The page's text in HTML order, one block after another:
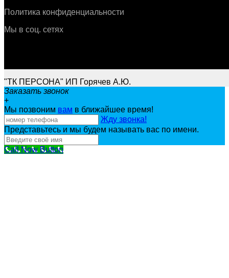
Политика конфиденциальности
Мы в соц. сетях
"ТК ПЕРСОНА" ИП Горячев А.Ю.
Заказать звонок
+
Мы позвоним вам в ближайшее время!
Жду звонка!
Представьтесь и мы будем называть вас по имени.
Call Now Button